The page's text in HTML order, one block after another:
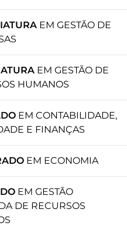
EM GESTÃO DE
EM GESTÃO DE
HUMANOS
EM CONTABILIDADE,
E FINANÇAS
EM ECONOMIA
EM GESTÃO
DE RECURSOS